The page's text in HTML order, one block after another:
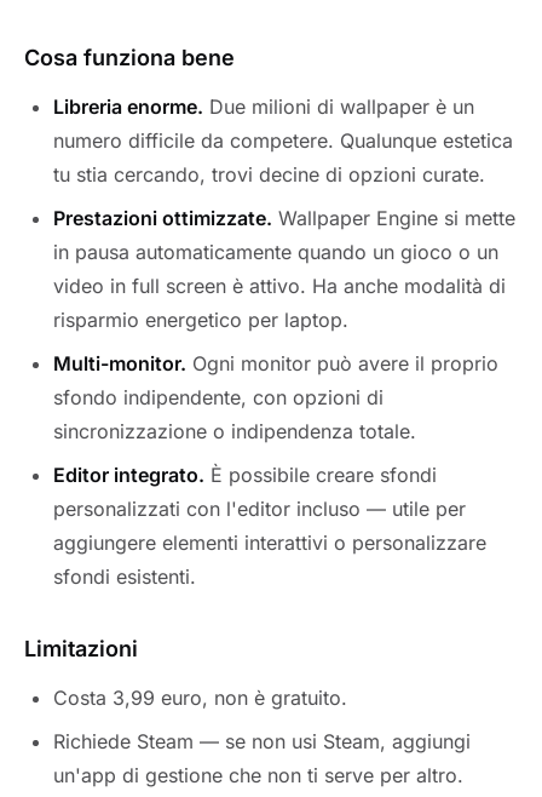
Cosa funziona bene
Libreria enorme. Due milioni di wallpaper è un
numero difficile da competere. Qualunque estetica
tu stia cercando, trovi decine di opzioni curate.
Prestazioni ottimizzate. Wallpaper Engine si mette
in pausa automaticamente quando un gioco o un
video in full screen è attivo. Ha anche modalità di
risparmio energetico per laptop.
Multi-monitor. Ogni monitor può avere il proprio
sfondo indipendente, con opzioni di
sincronizzazione o indipendenza totale.
Editor integrato. È possibile creare sfondi
personalizzati con l'editor incluso — utile per
aggiungere elementi interattivi o personalizzare
sfondi esistenti.
Limitazioni
Costa 3,99 euro, non è gratuito.
Richiede Steam — se non usi Steam, aggiungi
un'app di gestione che non ti serve per altro.